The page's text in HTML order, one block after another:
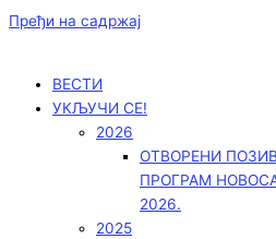
Пређи на садржај
ВЕСТИ
УКЉУЧИ СЕ!
2026
ОТВОРЕНИ
ПРОГРАМ
2026.
2025